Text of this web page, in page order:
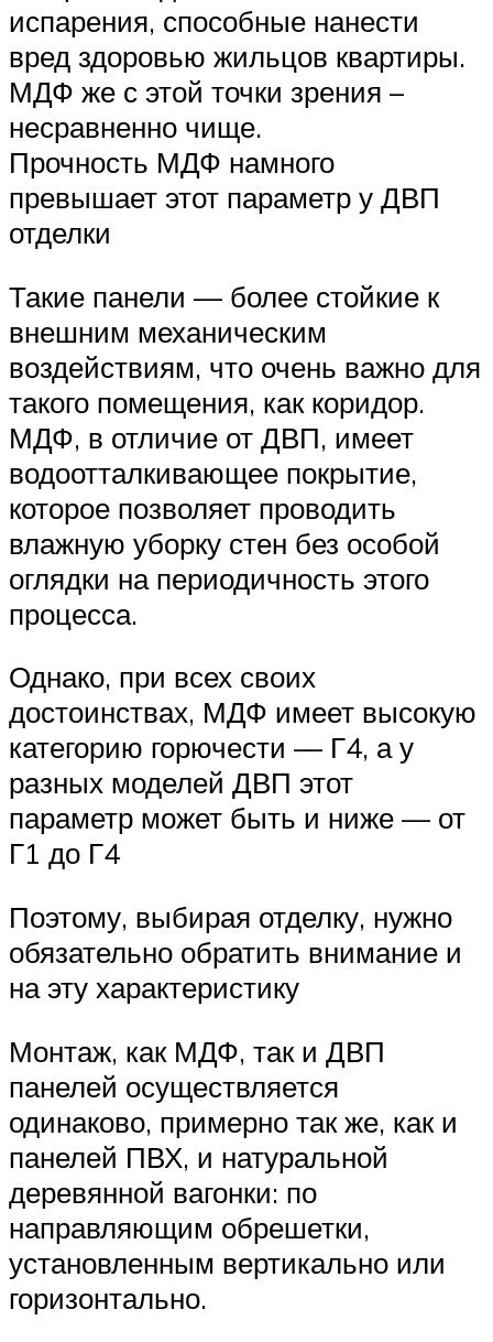
испарения, способные нанести
вред здоровью жильцов квартиры.
МДФ же с этой точки зрения –
несравненно чище.
Прочность МДФ намного
превышает этот параметр у ДВП
отделки
Такие панели — более стойкие к
внешним механическим
воздействиям, что очень важно для
такого помещения, как коридор.
МДФ, в отличие от ДВП, имеет
водоотталкивающее покрытие,
которое позволяет проводить
влажную уборку стен без особой
оглядки на периодичность этого
процесса.
Однако, при всех своих
достоинствах, МДФ имеет высокую
категорию горючести — Г4, а у
разных моделей ДВП этот
параметр может быть и ниже — от
Г1 до Г4
Поэтому, выбирая отделку, нужно
обязательно обратить внимание и
на эту характеристику
Монтаж, как МДФ, так и ДВП
панелей осуществляется
одинаково, примерно так же, как и
панелей ПВХ, и натуральной
деревянной вагонки: по
направляющим обрешетки,
установленным вертикально или
горизонтально.